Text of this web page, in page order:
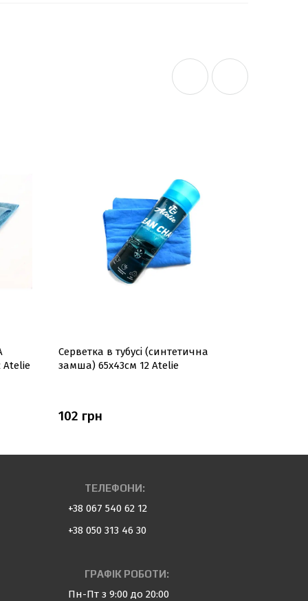
Atelie
Серветка в тубусі (синтетична
замша) 65x43см 12 Atelie
102 грн
ТЕЛЕФОНИ:
+38 067 540 62 12
+38 050 313 46 30
ГРАФІК РОБОТИ:
Пн-Пт з 9:00 до 20:00